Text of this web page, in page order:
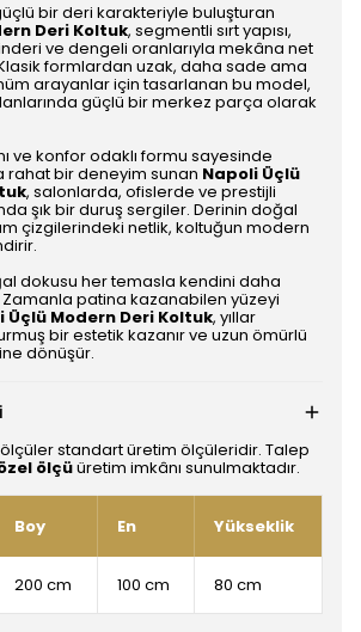
bir deri karakteriyle buluşturan
Deri Koltuk, segmentli sırt yapısı,
ve dengeli oranlarıyla mekâna net
Klasik formlardan uzak, daha sade ama
arayanlar için tasarlanan bu model,
güçlü bir merkez parça olarak
ve konfor odaklı formu sayesinde
rahat bir deneyim sunan Napoli Üçlü
, salonlarda, ofislerde ve prestijli
şık bir duruş sergiler. Derinin doğal
çizgilerindeki netlik, koltuğun modern
dokusu her temasla kendini daha
patina kazanabilen yüzeyi
Üçlü Modern Deri Koltuk, yıllar
bir estetik kazanır ve uzun ömürlü
dönüşür.
standart üretim ölçüleridir. Talep
ölçüüretim imkânı sunulmaktadır.
Boy En Yükseklik
200 cm 100 cm 80 cm